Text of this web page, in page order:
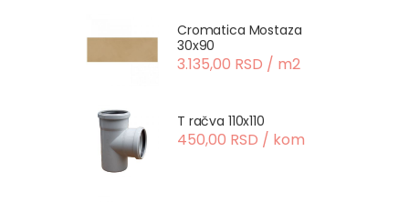
Cromatica Mostaza
30x90
3.135,00 RSD / m2
T račva 110x110
450,00 RSD / kom